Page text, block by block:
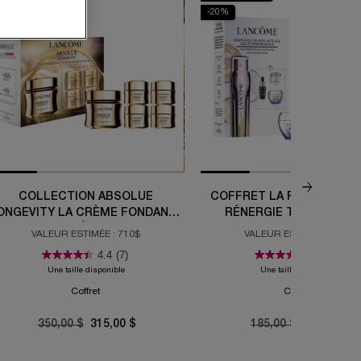
COLLECTION ABSOLUE
LA CRÈME FONDANTE
ET LA CRÈME RICHE
VALEUR ESTIMÉE : 710$
4.4 (7)
Une taille disponible
Coffret
Old price
350,00 $ New price
315,00 $
-20%
COFFRET LA ROUTINE DE
RÉNERGIE TRIPLE
RETINOL
VALEUR ESTIMÉE : 292$
Une taille disponible
Coffret
Old price
185,00 $